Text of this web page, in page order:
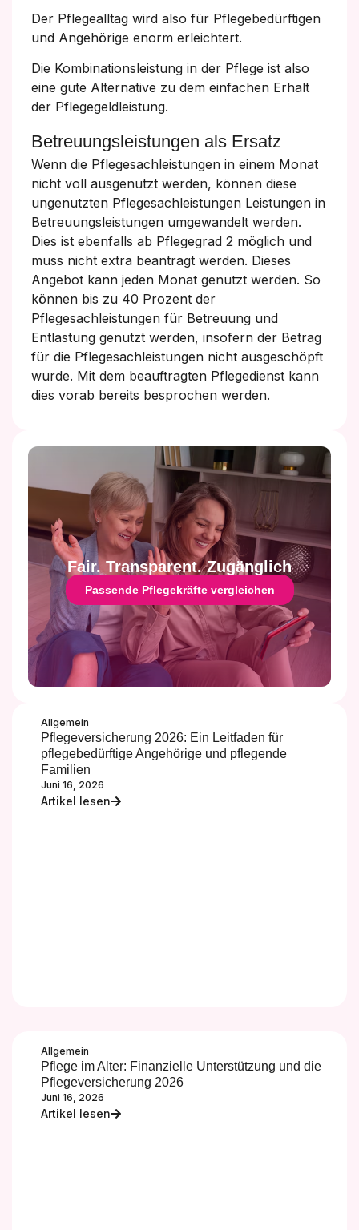
Fair. Transparent. Zugänglich
Passende Pflegekräfte vergleichen
Allgemein
Pflegeversicherung 2026: Ein Leitfaden für
pflegebedürftige Angehörige und pflegende
Familien
Juni 16, 2026
Artikel lesen
Allgemein
Pflege im Alter: Finanzielle Unterstützung und die
Pflegeversicherung 2026
Juni 16, 2026
Artikel lesen
Der Pflegealltag wird also für Pflegebedürftigen
und Angehörige enorm erleichtert.
Die Kombinationsleistung in der Pflege ist also
eine gute Alternative zu dem einfachen Erhalt
der Pflegegeldleistung.
Betreuungsleistungen als Ersatz
Wenn die Pflegesachleistungen in einem Monat
nicht voll ausgenutzt werden, können diese
ungenutzten Pflegesachleistungen Leistungen in
Betreuungsleistungen umgewandelt werden.
Dies ist ebenfalls ab Pflegegrad 2 möglich und
muss nicht extra beantragt werden. Dieses
Angebot kann jeden Monat genutzt werden. So
können bis zu 40 Prozent der
Pflegesachleistungen für Betreuung und
Entlastung genutzt werden, insofern der Betrag
für die Pflegesachleistungen nicht ausgeschöpft
wurde. Mit dem beauftragten Pflegedienst kann
dies vorab bereits besprochen werden.